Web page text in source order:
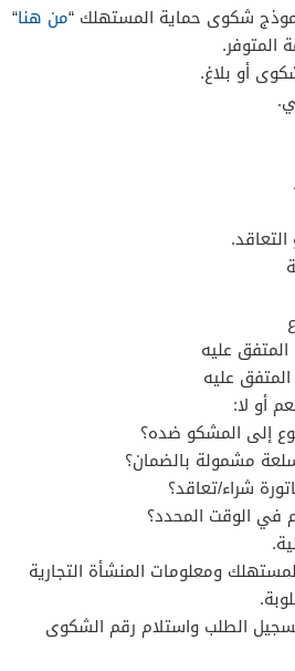
شكوى حماية المستهلك “من هنا“
المتوفر.
أو بلاغ.
عليه
عليه
أو لا:
إلى المشكو ضده؟
مشمولة بالضمان؟
شراء/تعاقد؟
في الوقت المحدد؟
ومعلومات المنشأة التجارية
الطلب واستلام رقم الشكوى